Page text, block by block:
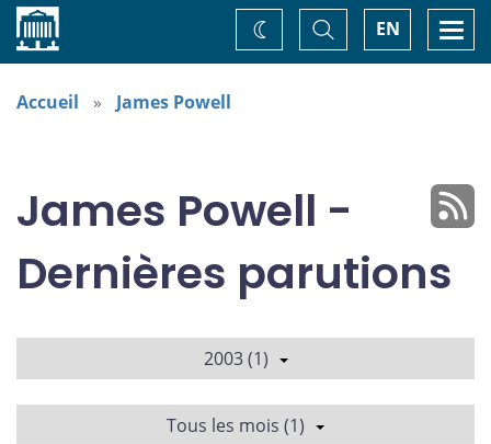
Accueil EN
Basculer
la
recherche
Changez
de
Accueil James Powell
James Powell -
Dernières parutions
2003 (1)
Tous les mois (1)